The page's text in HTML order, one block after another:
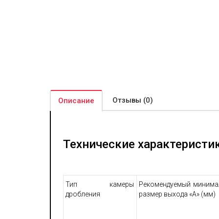
Описание Отзывы (0)
Технические
Тип камеры
дробления
Рекомендуемый
размер выхода «А» (мм)